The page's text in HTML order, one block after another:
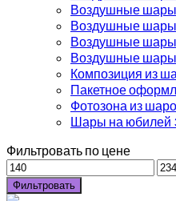
Воздушные шары
Воздушные шары
Воздушные шары
Воздушные шары
Композиция из
Пакетное
Фотозона из
Шары на юбилей
Фильтровать по цене
Фильтровать